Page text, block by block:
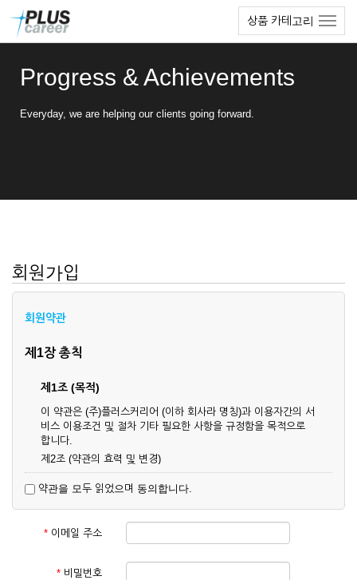
상품 카테고리
Progress & Achievements
Everyday, we are helping our clients going forward.
회원가입
회원약관
제1장 총칙
제1조 (목적)
이 약관은 (주)플러스커리어 (이하 회사라 명칭)과 이용자간의 서
비스 이용조건 및 절차 기타 필요한 사항을 규정함을 목적으로
합니다.
제2조 (약관의 효력 및 변경)
업상 중요 하거나 합리적인 사유가 발생할 경우 온라인 공사를
통하여 변경할 수 있습니다.
② 회원은 변경된 약관에 동의하지 않을 경우 서비스 이용을 중
단하고 이용계약을 해지할 수 있습니다. 약관의 효력 발생일 이
것으로 간주됩니다.
약관을 모두 읽었으며 동의합니다.
* 이메일 주소
* 비밀번호